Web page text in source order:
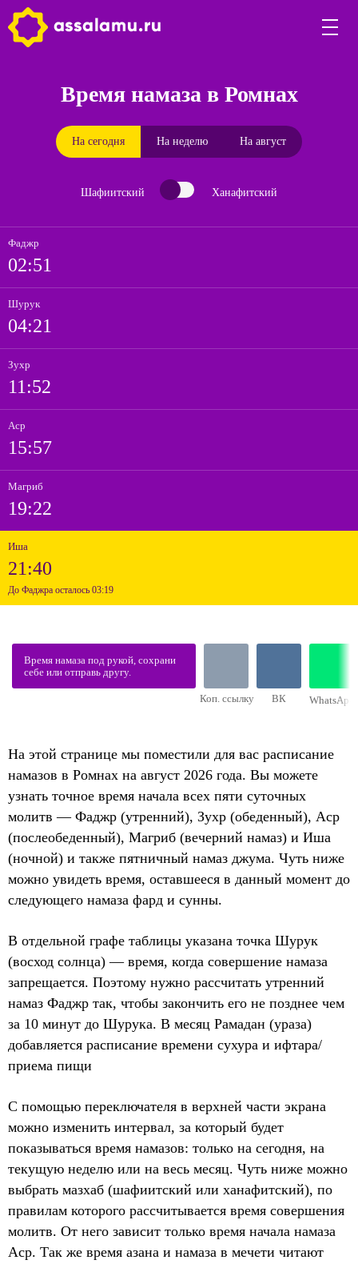
Время намаза в Ромнах
На сегодня На неделю На август
Шафиитский Ханафитский
Фаджр
02:51
Шурук
04:21
Зухр
11:52
Аср
15:57
Магриб
19:22
Иша
21:40
До Фаджра осталось 03:19
Время намаза под рукой, сохрани
себе или отправь другу.
Коп. ссылку ВК WhatsApp
На этой странице мы поместили для вас расписание
намазов в Ромнах на август 2026 года. Вы можете
узнать точное время начала всех пяти суточных
молитв — Фаджр (утренний), Зухр (обеденный), Аср
(послеобеденный), Магриб (вечерний намаз) и Иша
(ночной) и также пятничный намаз джума. Чуть ниже
можно увидеть время, оставшееся в данный момент до
следующего намаза фард и сунны.
В отдельной графе таблицы указана точка Шурук
(восход солнца) — время, когда совершение намаза
запрещается. Поэтому нужно рассчитать утренний
намаз Фаджр так, чтобы закончить его не позднее чем
за 10 минут до Шурука. В месяц Рамадан (ураза)
добавляется расписание времени сухура и ифтара/
приема пищи
С помощью переключателя в верхней части экрана
можно изменить интервал, за который будет
показываться время намазов: только на сегодня, на
текущую неделю или на весь месяц. Чуть ниже можно
выбрать мазхаб (шафиитский или ханафитский), по
правилам которого рассчитывается время совершения
молитв. От него зависит только время начала намаза
Аср. Так же время азана и намаза в мечети читают